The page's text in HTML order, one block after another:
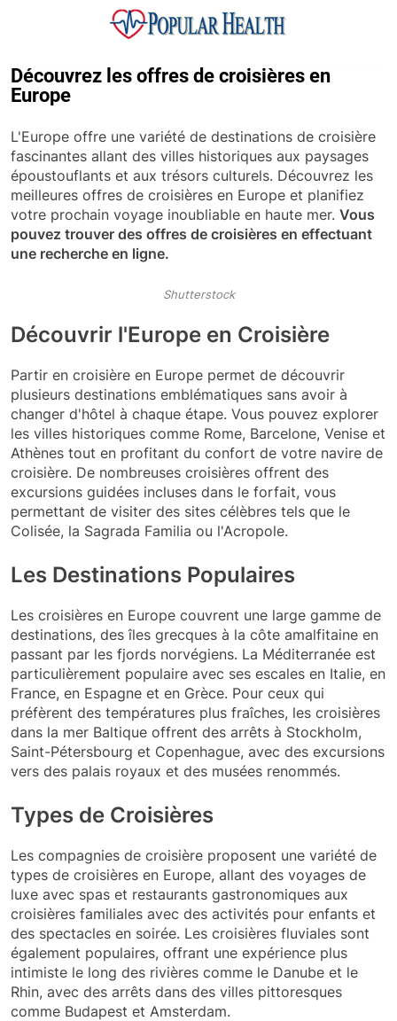
Popular Health
Découvrez les offres de croisières en
Europe
L'Europe offre une variété de destinations de croisière
fascinantes allant des villes historiques aux paysages
époustouflants et aux trésors culturels. Découvrez les
meilleures offres de croisières en Europe et planifiez
votre prochain voyage inoubliable en haute mer. Vous
pouvez trouver des offres de croisières en effectuant
une recherche en ligne.
Shutterstock
Découvrir l'Europe en Croisière
Partir en croisière en Europe permet de découvrir
plusieurs destinations emblématiques sans avoir à
changer d'hôtel à chaque étape. Vous pouvez explorer
les villes historiques comme Rome, Barcelone, Venise et
Athènes tout en profitant du confort de votre navire de
croisière. De nombreuses croisières offrent des
excursions guidées incluses dans le forfait, vous
permettant de visiter des sites célèbres tels que le
Colisée, la Sagrada Familia ou l'Acropole.
Les Destinations Populaires
Les croisières en Europe couvrent une large gamme de
destinations, des îles grecques à la côte amalfitaine en
passant par les fjords norvégiens. La Méditerranée est
particulièrement populaire avec ses escales en Italie, en
France, en Espagne et en Grèce. Pour ceux qui
préfèrent des températures plus fraîches, les croisières
dans la mer Baltique offrent des arrêts à Stockholm,
Saint-Pétersbourg et Copenhague, avec des excursions
vers des palais royaux et des musées renommés.
Types de Croisières
Les compagnies de croisière proposent une variété de
types de croisières en Europe, allant des voyages de
luxe avec spas et restaurants gastronomiques aux
croisières familiales avec des activités pour enfants et
des spectacles en soirée. Les croisières fluviales sont
également populaires, offrant une expérience plus
intimiste le long des rivières comme le Danube et le
Rhin, avec des arrêts dans des villes pittoresques
comme Budapest et Amsterdam.